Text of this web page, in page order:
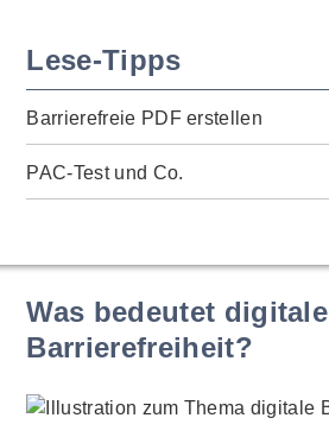
Lese-Tipps
Barrierefreie PDF erstellen
PAC-Test und Co.
Was bedeutet digitale
Barrierefreiheit?